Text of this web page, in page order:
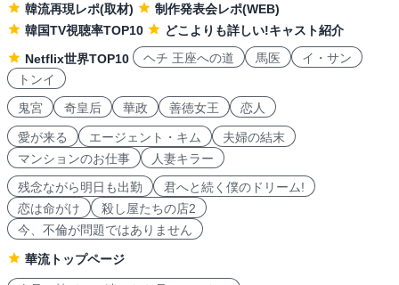
韓流再現レポ(取材)
制作発表会レポ(WEB)
韓国TV視聴率TOP10
どこよりも詳しい!キャスト紹介
Netflix世界TOP10
ヘチ 王座への道 馬医
イ・サン
トンイ
鬼宮
奇皇后 華政 善徳女王 恋人
愛が来る エージェント・キム
夫婦の結末
マンションのお仕事
人妻キラー
残念ながら明日も出勤
君へと続く僕のドリーム!
恋は命がけ
殺し屋たちの店2
今、不倫が問題ではありません
華流トップページ